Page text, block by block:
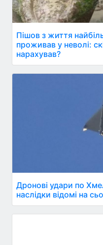
Пішов з життя
проживав у неволі:
нарахував?
Дронові удари по
наслідки відомі на